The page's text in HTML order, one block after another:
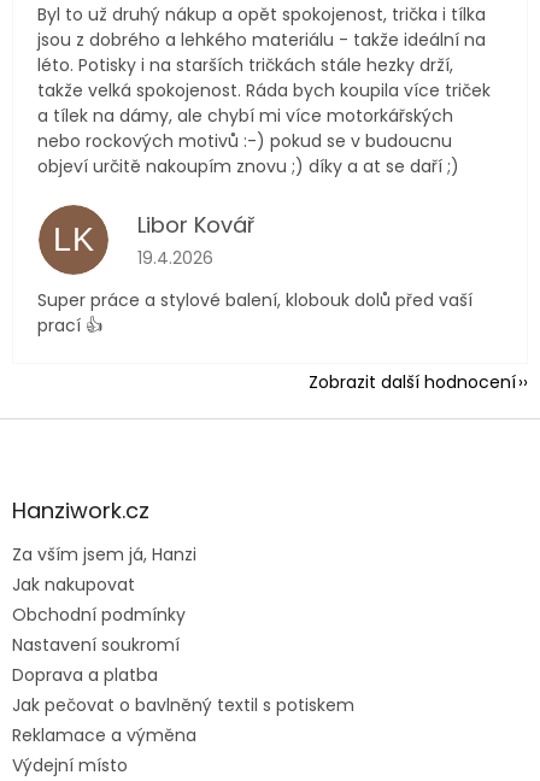
Byl to už druhý nákup a opět spokojenost, trička i tílka
jsou z dobrého a lehkého materiálu - takže ideální na
léto. Potisky i na starších tričkách stále hezky drží,
takže velká spokojenost. Ráda bych koupila více triček
a tílek na dámy, ale chybí mi více motorkářských
nebo rockových motivů :-) pokud se v budoucnu
objeví určitě nakoupím znovu ;) díky a at se daří ;)
LK Libor Kovář
Hodnocení obchodu je 5 z 5 hvězdiček.
19.4.2026
Super práce a stylové balení, klobouk dolů před vaší
prací 👍
Zobrazit další hodnocení
Z
aHanziwork.cz
Za vším jsem já, Hanzi
Jak nakupovat
Obchodní podmínky
Nastavení soukromí
Doprava a platba
Jak pečovat o bavlněný textil s potiskem
Reklamace a výměna
Výdejní místo